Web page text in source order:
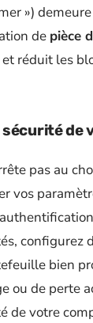
»)
de pièce
réduit les
sécurité de
pas au
vos
configurez
bien
ou de perte
de votre